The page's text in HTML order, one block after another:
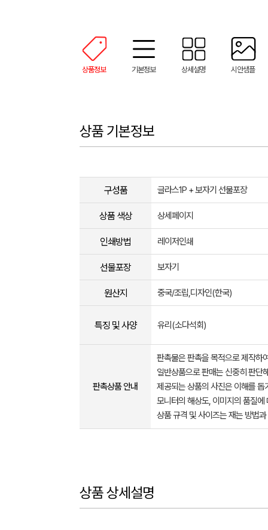
상품정보 기본정보 상세설명 시안샘플
상품 기본정보
구성품 글라스1P + 보자기 선물포장
상품 색상 상세페이지
인쇄방법 레이저인쇄
선물포장 보자기
원산지 중국/조립,디자인(한국)
특징 및 사양 유리(소다석회)
판촉상품 안내
판촉물은 판촉을 목적으로 제작하
일반상품으로 판매는 신중히 판단
제공되는 상품의 사진은 이해를
모니터의 해상도, 이미지의 품질
상품 규격 및 사이즈는 재는 방법
상품 상세설명